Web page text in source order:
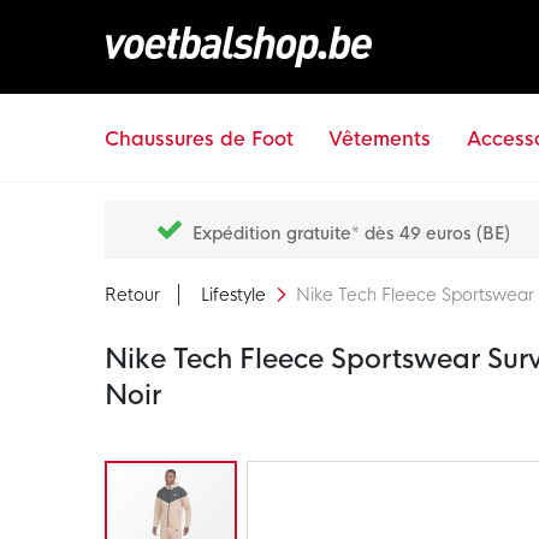
Chaussures de Foot Vêtements
Expédition gratuite* dès 49 euros (BE)
Retour Lifestyle Nike Tech Fleece
Nike Tech Fleece Sportswear
Noir
Passer